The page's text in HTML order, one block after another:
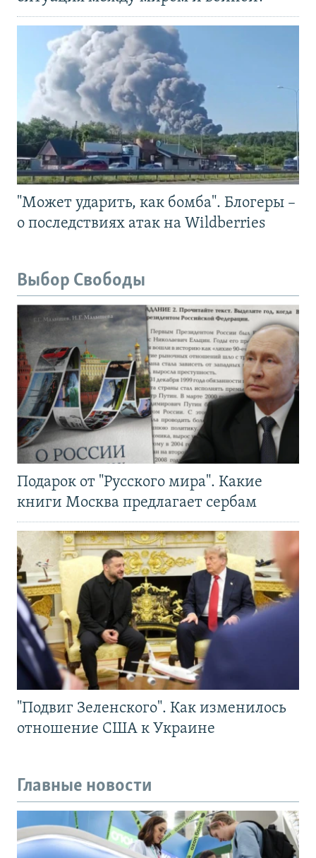
"Может ударить, как бомба". Блогеры –
о последствиях атак на Wildberries
Выбор Свободы
Подарок от "Русского мира". Какие
книги Москва предлагает сербам
"Подвиг Зеленского". Как изменилось
отношение США к Украине
Главные новости